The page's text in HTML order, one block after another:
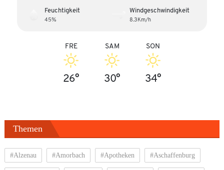
Feuchtigkeit
45%
Windgeschwindigkeit
8.3Km/h
FRE
26°
SAM
30°
SON
34°
Themen
#Alzenau #Amorbach #Apotheken #Aschaffenburg